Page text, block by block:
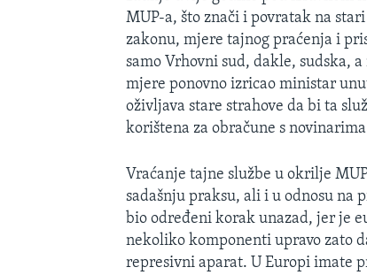
MUP-a, što znači i povratak na
zakonu, mjere tajnog praćenja i
samo Vrhovni sud, dakle, sudska,
mjere ponovno izricao ministar
oživljava stare strahove da bi ta
korištena za obračune s
Vraćanje tajne službe u okrilje
sadašnju praksu, ali i u odnosu na
bio određeni korak unazad, jer je
nekoliko komponenti upravo zato
represivni aparat. U Europi imate